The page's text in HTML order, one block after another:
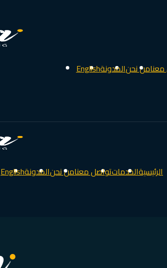
من نحنالمدونةEnglish
الرئيسيةالخدماتتواصل معنامن نحنالمدونةEnglish